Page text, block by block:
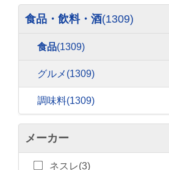
食品・飲料・酒(1309)
食品(1309)
グルメ (1309)
調味料(1309)
メーカー
ネスレ(3)